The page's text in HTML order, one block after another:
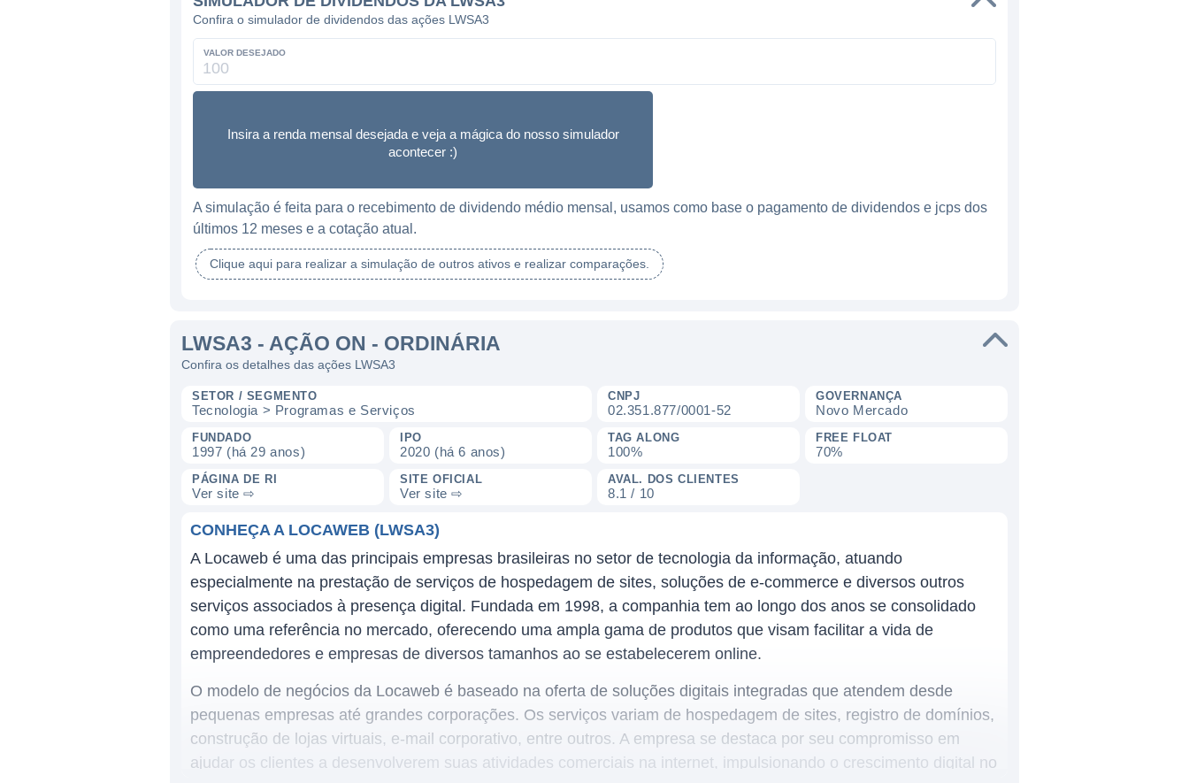
Confira o simulador de dividendos das ações LWSA3
VALOR DESEJADO
Insira a renda mensal desejada e veja a mágica do nosso simulador
acontecer :)
A simulação é feita para o recebimento de dividendo médio mensal, usamos como base o pagamento de dividendos e jcps dos
últimos 12 meses e a cotação atual.
Clique aqui para realizar a simulação de outros ativos e realizar comparações.
LWSA3 - AÇÃO ON - ORDINÁRIA
Confira os detalhes das ações LWSA3
SETOR / SEGMENTO
Tecnologia > Programas e Serviços
CNPJ
02.351.877/0001-52
GOVERNANÇA
Novo Mercado
FUNDADO
1997 (há 29 anos)
IPO
2020 (há 6 anos)
TAG ALONG
100%
FREE FLOAT
70%
PÁGINA DE RI
Ver site ⇨
SITE OFICIAL
Ver site ⇨
AVAL. DOS CLIENTES
8.1 / 10
CONHEÇA A LOCAWEB (LWSA3)
A Locaweb é uma das principais empresas brasileiras no setor de tecnologia da informação, atuando
especialmente na prestação de serviços de hospedagem de sites, soluções de e-commerce e diversos outros
serviços associados à presença digital. Fundada em 1998, a companhia tem ao longo dos anos se consolidado
como uma referência no mercado, oferecendo uma ampla gama de produtos que visam facilitar a vida de
empreendedores e empresas de diversos tamanhos ao se estabelecerem online.
O modelo de negócios da Locaweb é baseado na oferta de soluções digitais integradas que atendem desde
pequenas empresas até grandes corporações. Os serviços variam de hospedagem de sites, registro de domínios,
construção de lojas virtuais, e-mail corporativo, entre outros. A empresa se destaca por seu compromisso em
ajudar os clientes a desenvolverem suas atividades comerciais na internet, impulsionando o crescimento digital no